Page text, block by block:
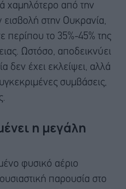
χαμηλότερο από την
εισβολή στην Ουκρανία,
περίπου το 35%-45% της
Ωστόσο, αποδεικνύει
δεν έχει εκλείψει, αλλά
συμβάσεις,
η μεγάλη
φυσικό αέριο
παρουσία στο